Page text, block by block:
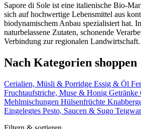
Sapore di Sole ist eine italienische Bio-
sich auf hochwertige Lebensmittel aus
biodynamischem Anbau spezialisiert hat.
naturbelassene Zutaten, schonende
Verbindung zur regionalen Landwirtschaft.
Nach Kategorien shoppen
Cerialien, Müsli & Porridge Essig & Öl
Fruchtaufstriche, Muse & Honig Getränke
Mehlmischungen Hülsenfrüchte
Eingelegtes Pesto, Saucen & Sugo